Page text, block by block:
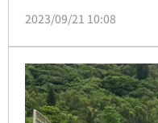
凱」與受災戶針對「給
15戶接受上述方案。
2023/09/21 10:08